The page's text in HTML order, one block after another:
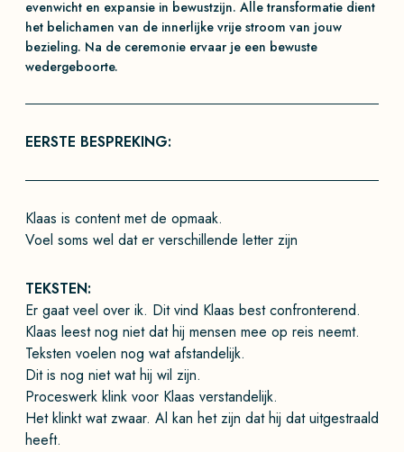
evenwicht en expansie in bewustzijn. Alle transformatie dient
het belichamen van de innerlijke vrije stroom van jouw
bezieling. Na de ceremonie ervaar je een bewuste
wedergeboorte.
EERSTE BESPREKING:
Klaas is content met de opmaak.
Voel soms wel dat er verschillende letter zijn
TEKSTEN:
Er gaat veel over ik. Dit vind Klaas best confronterend.
Klaas leest nog niet dat hij mensen mee op reis neemt.
Teksten voelen nog wat afstandelijk.
Dit is nog niet wat hij wil zijn.
Proceswerk klink voor Klaas verstandelijk.
Het klinkt wat zwaar. Al kan het zijn dat hij dat uitgestraald
heeft.